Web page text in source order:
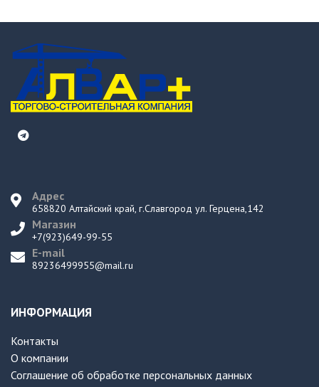
Адрес
658820 Алтайский край, г.Славгород ул. Герцена,142
Магазин
+7(923)649-99-55
E-mail
89236499955@mail.ru
ИНФОРМАЦИЯ
Контакты
О компании
Соглашение об обработке персональных данных